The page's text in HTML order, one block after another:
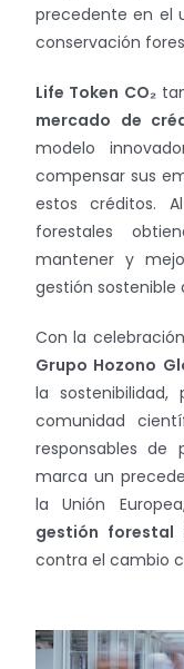
precedente en el
conservación
Life Token CO₂
mercado de
modelo
compensar sus
estos créditos.
forestales
mantener y
gestión sostenible
Con la
Grupo Hozono
la
comunidad
responsables de
marca un
la Unión
gestión forestal
contra el cambio